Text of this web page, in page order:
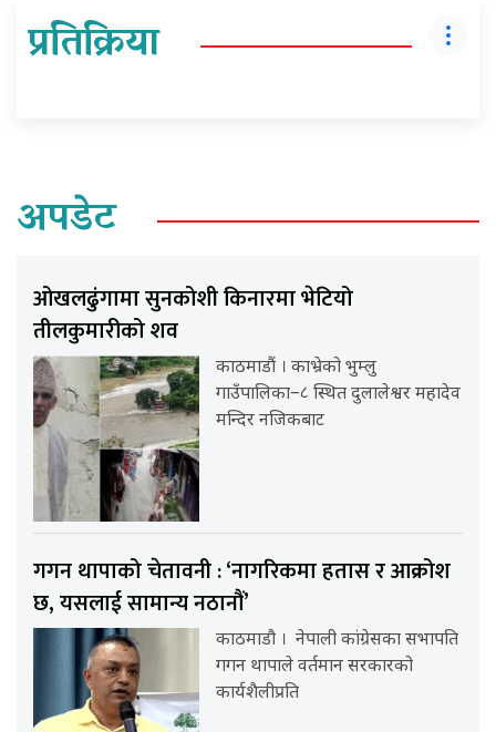
प्रतिक्रिया
अपडेट
ओखलढुंगामा सुनकोशी किनारमा भेटियो
तीलकुमारीको शव
काठमाडौं । काभ्रेको भुम्लु
गाउँपालिका–८ स्थित दुलालेश्वर महादेव
मन्दिर नजिकबाट
गगन थापाको चेतावनी : ‘नागरिकमा हतास र आक्रोश
छ, यसलाई सामान्य नठानौं’
काठमाडौ । नेपाली कांग्रेसका सभापति
गगन थापाले वर्तमान सरकारको
कार्यशैलीप्रति